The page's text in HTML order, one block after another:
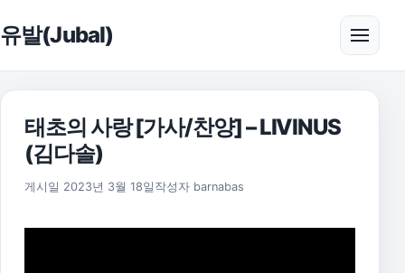
유발(Jubal) 메뉴
태초의 사랑 [가사/찬양] – LIVINUS
(김다솔)
게시일 2023년 3월 18일 작성자 barnabas